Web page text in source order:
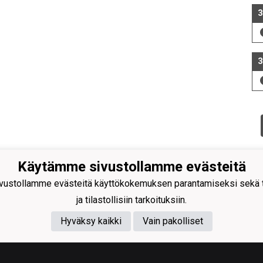
Käytämme sivustollamme evästeitä
evästeitä käyttökokemuksen parantamiseksi
ja tilastollisiin tarkoituksiin.
Hyväksy kaikki
Vain pakolliset